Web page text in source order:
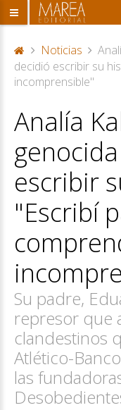
P
or
d
a
Noticias
decidió escribir su
incomprensible"
Analía
escribir
"Escribí
Su padre,
represor que
clandestinos
Atlético-
las